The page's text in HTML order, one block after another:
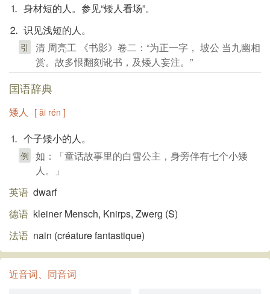
⒈ 身材短的人。参见“矮人看场”。
⒉ 识见浅短的人。
引
清 周亮工 《书影》卷二：“为正一字， 坡公 当九幽相
赏。故多恨翻刻讹书，及矮人妄注。”
国语辞典
矮人 [ ǎi rén ]
⒈ 个子矮小的人。
例 如：「童话故事里的白雪公主，身旁伴有七个小矮
人。」
英语 dwarf
德语 kleiner Mensch, Knirps, Zwerg (S)​
法语 nain (créature fantastique)​
近音词、同音词